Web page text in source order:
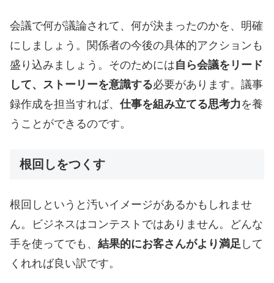
会議で何が議論されて、何が決まったのかを、明確
にしましょう。関係者の今後の具体的アクションも
盛り込みましょう。そのためには自ら会議をリード
して、ストーリーを意識する必要があります。議事
録作成を担当すれば、 仕事を組み立てる思考力 を養
うことができるのです。
根回しをつくす
根回しというと汚いイメージがあるかもしれませ
ん。ビジネスはコンテストではありません。どんな
手を使ってでも、 結果的にお客さんがより満足 して
くれれば良い訳です。